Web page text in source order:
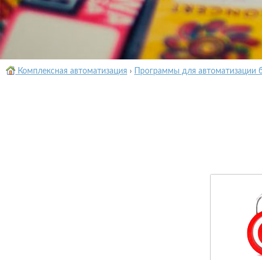
Комплексная автоматизация › Программы для автоматизации